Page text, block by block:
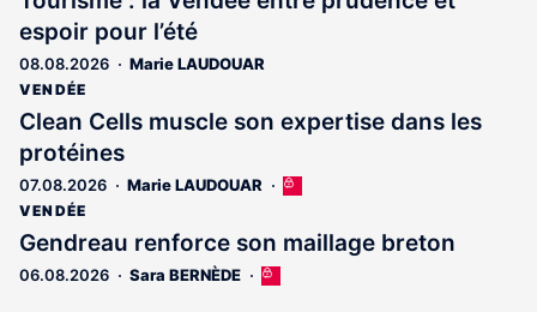
espoir pour l’été
08.08.2026 Marie LAUDOUAR
VENDÉE
Clean Cells muscle son expertise dans les
protéines
07.08.2026 Marie LAUDOUAR
Cet
réservé
VENDÉE
Gendreau renforce son maillage breton
06.08.2026 Sara BERNÈDE
Cet